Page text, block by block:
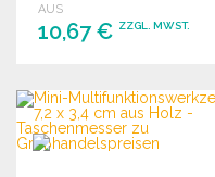
für Weinliebhaber.
AUS
10,67 € ZZGL. MWST.
Angebot anfordern